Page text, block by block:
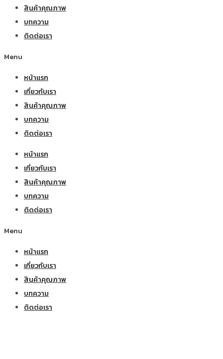
สินค้าคุณภาพ
บทความ
ติดต่อเรา
Menu
หน้าแรก
เกี่ยวกับเรา
สินค้าคุณภาพ
บทความ
ติดต่อเรา
หน้าแรก
เกี่ยวกับเรา
สินค้าคุณภาพ
บทความ
ติดต่อเรา
Menu
หน้าแรก
เกี่ยวกับเรา
สินค้าคุณภาพ
บทความ
ติดต่อเรา